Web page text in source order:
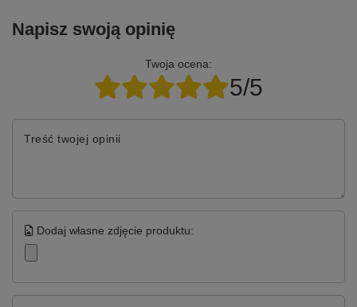
Napisz swoją opinię
Twoja ocena:
5/5
Treść twojej opinii
Dodaj własne zdjęcie produktu: